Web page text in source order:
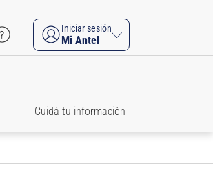
Iniciar sesión
Mi Antel
Cuidá tu información